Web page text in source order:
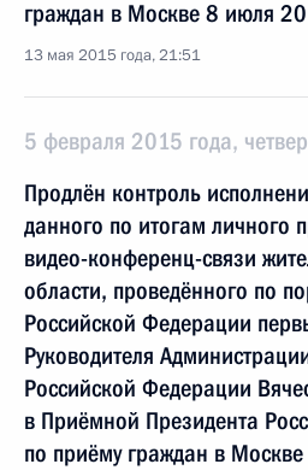
граждан в Москве 8 июля
13 мая 2015 года, 21:51
5 февраля 2015 года,
Продлён контроль
данного по итогам личного
видео-конференц-связи
области, проведённого по
Российской Федерации
Руководителя
Российской Федерации
в Приёмной Президента
по приёму граждан в